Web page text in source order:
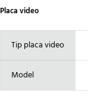
Placa video
Tip placa video
Model